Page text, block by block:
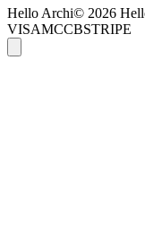
Hello Archi© 2026
VISAMCCBSTRIPE